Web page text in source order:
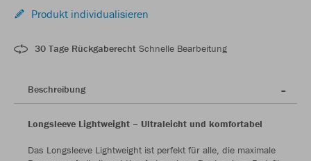
Produkt individualisieren
30 Tage Rückgaberecht Schnelle Bearbeitung
Beschreibung
Longsleeve Lightweight – Ultraleicht und komfortabel
Das Longsleeve Lightweight ist perfekt für alle, die maximale